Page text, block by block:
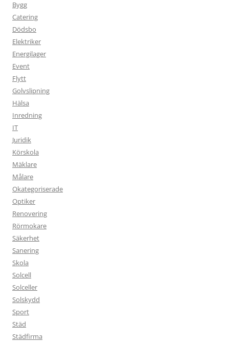
Bygg
Catering
Dödsbo
Elektriker
Energilager
Event
Flytt
Golvslipning
Hälsa
Inredning
IT
Juridik
Körskola
Mäklare
Målare
Okategoriserade
Optiker
Renovering
Rörmokare
Säkerhet
Sanering
Skola
Solcell
Solceller
Solskydd
Sport
Städ
Städfirma